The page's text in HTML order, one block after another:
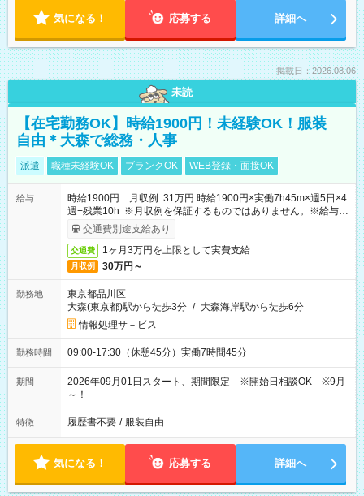
気になる！ 応募する 詳細へ
掲載日：2026.08.06
未読
【在宅勤務OK】時給1900円！未経験OK！服装
自由＊大森で総務・人事
派遣 職種未経験OK ブランクOK WEB登録・面接OK
給与
時給1900円 月収例 31万円 時給1900円×実働7h45m×週5日×4
週+残業10h ※月収例を保証するものではありません。※給与即
受取りサービス利用可（利用条件有）
交通費別途支給あり
交通費 1ヶ月3万円を上限として実費支給
月収例 30万円～
勤務地
東京都品川区
大森(東京都)駅から徒歩3分 / 大森海岸駅から徒歩6分
情報処理サ－ビス
勤務時間 09:00-17:30（休憩45分）実働7時間45分
期間
2026年09月01日スタート、期間限定 ※開始日相談OK ※9月
～！
特徴 履歴書不要 / 服装自由
気になる！ 応募する 詳細へ